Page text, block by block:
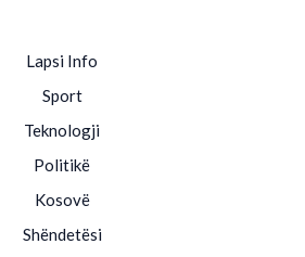
Lapsi Info
Sport
Teknologji
Politikë
Kosovë
Shëndetësi